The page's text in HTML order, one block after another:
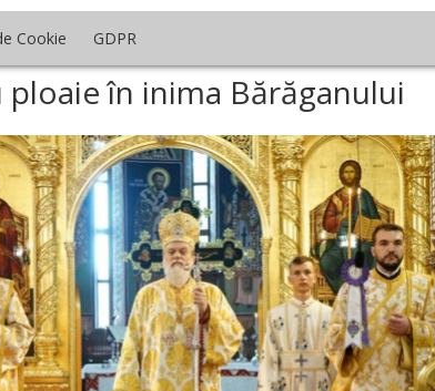
Cookie GDPR
› Știri › Rugăciuni pentru ploaie în inima Bărăganului
în inima Bărăganului
Ianuarie Februarie Martie Aprilie